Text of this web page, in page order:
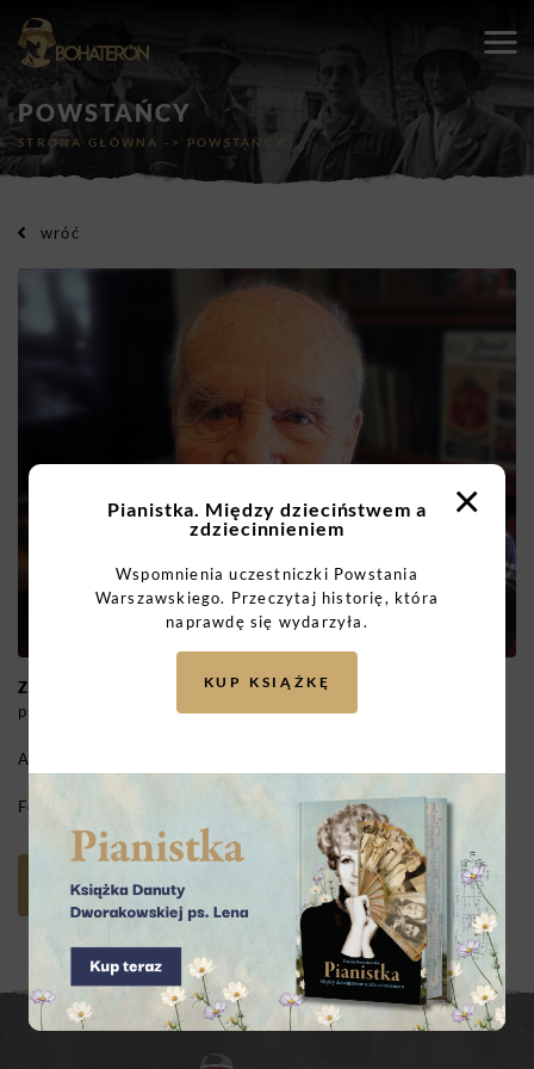
POWSTAŃCY
STRONA GŁÓWNA -> POWSTAŃCY
wróć
Zbigniew Radłowski | ur. 1924
pseudonim ,,Ohm”, strzelec, Pułk „Baszta”, kompania O-2
Archiwum Historii Mówionej:
Fot. Adrianna Bielecka
WYŚLIJ KARTKĘ
×
Pianistka. Między dzieciństwem a
zdziecinnieniem
Wspomnienia uczestniczki Powstania
Warszawskiego. Przeczytaj historię, która
naprawdę się wydarzyła.
KUP KSIĄŻKĘ